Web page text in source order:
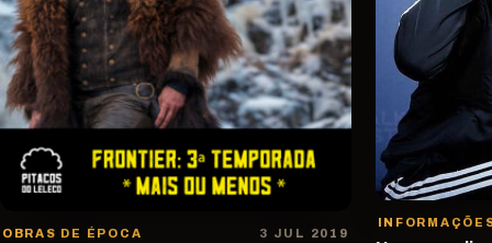
OBRAS DE ÉPOCA 3 JUL 2019